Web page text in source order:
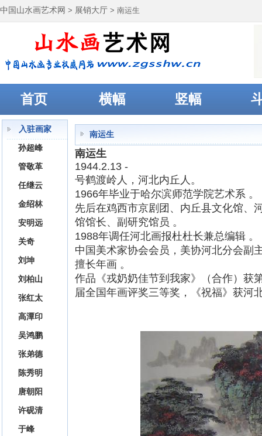
中国山水画艺术网 > 展销大厅 > 南运生
首页 横幅 竖幅
入驻画家
孙超峰
管敬革
任继云
金绍林
安明远
关奇
刘坤
刘柏山
张红太
高潭印
吴鸿鹏
张弟德
陈秀明
唐朝阳
许砚清
于峰
南运生
南运生
1944.2.13 -
号鹤渡岭人，河北内丘人。
1966年毕业于哈尔滨师范学院艺术系 。
先后在鸡西市京剧团、内丘县文化馆、
馆馆长、副研究馆员 。
1988年调任河北画报杜杜长兼总编辑 。
中国美术家协会会员，美协河北分会副
擅长年画 。
作品《戎奶奶佳节到我家》（合作）获
届全国年画评奖三等奖，《祝福》获河